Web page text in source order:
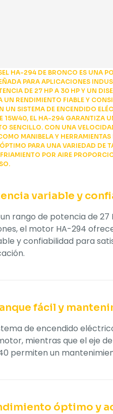
HA-294 DE BRONCO ES UNA
PARA APLICACIONES
DE 27 HP A 30 HP Y UN
UN RENDIMIENTO FIABLE Y
UN SISTEMA DE ENCENDIDO
15W40, EL HA-294 GARANTIZA
SENCILLO. CON UNA
MANIBELA Y
PARA UNA VARIEDAD DE
POR AIRE
variable y
rango de potencia de 27
el motor HA-294
y confiabilidad para
fácil y
de encendido
mientras que el eje
permiten un
óptimo y